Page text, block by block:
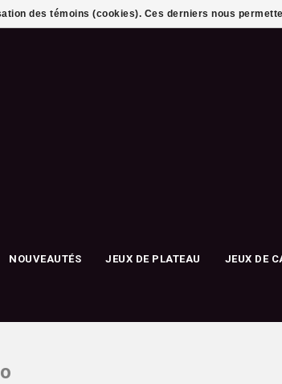
NOUVEAUTÉS JEUX DE PLATEAU JEUX DE
des témoins (cookies). Ces derniers nous